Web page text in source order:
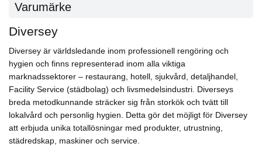
Varumärke
Diversey
Diversey är världsledande inom professionell rengöring och
hygien och finns representerad inom alla viktiga
marknadssektorer – restaurang, hotell, sjukvård, detaljhandel,
Facility Service (städbolag) och livsmedelsindustri. Diverseys
breda metodkunnande sträcker sig från storkök och tvätt till
lokalvård och personlig hygien. Detta gör det möjligt för Diversey
att erbjuda unika totallösningar med produkter, utrustning,
städredskap, maskiner och service.